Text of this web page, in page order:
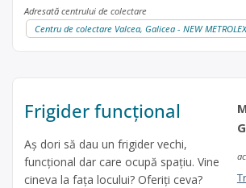
Adresată centrului de colectare
Centru de colectare Valcea, Galicea - NEW METROLEX
Frigider funcțional
Aș dori să dau un frigider vechi,
funcțional dar care ocupă spațiu. Vine
cineva la fața locului? Oferiți ceva?